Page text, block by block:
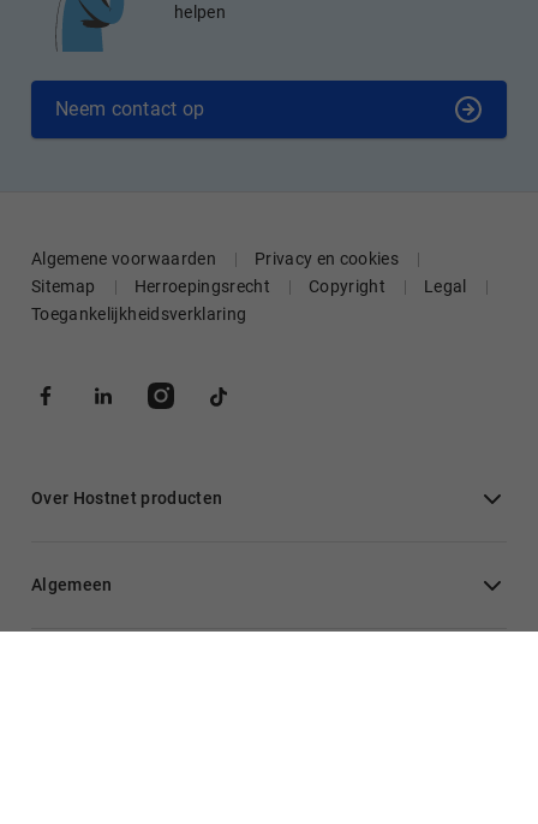
helpen
Neem contact op
Algemene voorwaarden
Privacy en cookies
Sitemap
Herroepingsrecht Copyright
Legal
Toegankelijkheidsverklaring
Over Hostnet producten
Algemeen